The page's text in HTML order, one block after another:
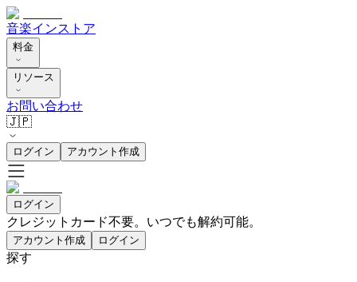
音楽インストア
料金
リソース
お問い合わせ
🇯🇵
ログイン アカウント作成
ログイン
クレジットカード不要。いつでも解約可能。
アカウント作成 ログイン
探す